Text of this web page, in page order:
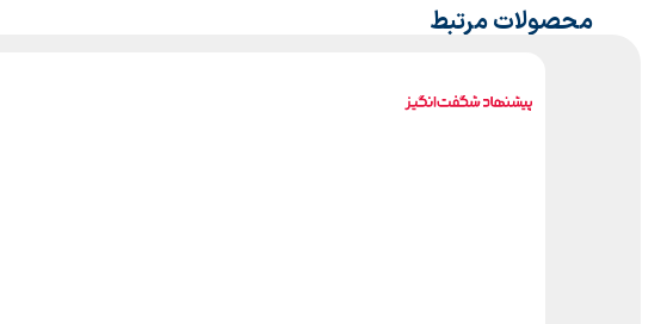
محصولات مرتبط